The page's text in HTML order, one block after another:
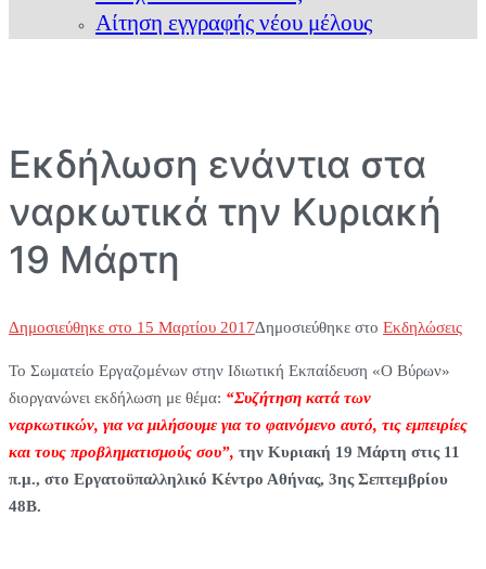
Αίτηση εγγραφής νέου μέλους
Εκδήλωση ενάντια στα
ναρκωτικά την Κυριακή
19 Μάρτη
Δημοσιεύθηκε στο 15 Μαρτίου 2017Δημοσιεύθηκε στο Εκδηλώσεις
Το Σωματείο Εργαζομένων στην Ιδιωτική Εκπαίδευση «Ο Βύρων»
διοργανώνει εκδήλωση με θέμα: “Συζήτηση κατά των
ναρκωτικών, για να μιλήσουμε για το φαινόμενο αυτό, τις εμπειρίες
και τους προβληματισμούς σου”, την Κυριακή 19 Μάρτη στις 11
π.μ., στο Εργατοϋπαλληλικό Κέντρο Αθήνας, 3ης Σεπτεμβρίου
48Β.